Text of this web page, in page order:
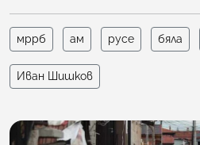
мррб ам русе бяла
Иван Шишков